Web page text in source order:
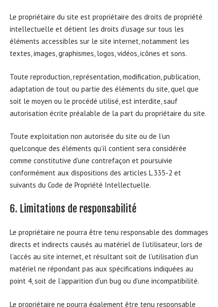
Le propriétaire du site est propriétaire des droits de propriété
intellectuelle et détient les droits d’usage sur tous les
éléments accessibles sur le site internet, notamment les
textes, images, graphismes, logos, vidéos, icônes et sons.
Toute reproduction, représentation, modification, publication,
adaptation de tout ou partie des éléments du site, quel que
soit le moyen ou le procédé utilisé, est interdite, sauf
autorisation écrite préalable de la part du propriétaire du site.
Toute exploitation non autorisée du site ou de l’un
quelconque des éléments qu’il contient sera considérée
comme constitutive d’une contrefaçon et poursuivie
conformément aux dispositions des articles L.335-2 et
suivants du Code de Propriété Intellectuelle.
6. Limitations de responsabilité
Le propriétaire ne pourra être tenu responsable des dommages
directs et indirects causés au matériel de l’utilisateur, lors de
l’accès au site internet, et résultant soit de l’utilisation d’un
matériel ne répondant pas aux spécifications indiquées au
point 4, soit de l’apparition d’un bug ou d’une incompatibilité.
Le propriétaire ne pourra également être tenu responsable